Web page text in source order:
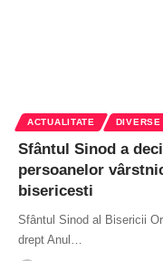
ACTUALITATE DIVERSE
Sfântul Sinod a
persoanelor
bisericesti
Sfântul Sinod al Bisericii
drept Anul …